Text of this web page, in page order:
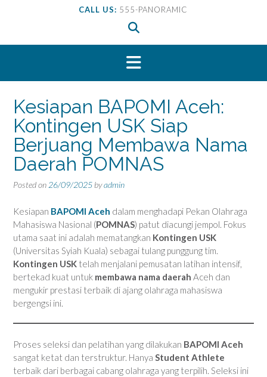
CALL US: 555-PANORAMIC
Kesiapan BAPOMI Aceh:
Kontingen USK Siap
Berjuang Membawa Nama
Daerah POMNAS
Posted on 26/09/2025 byadmin
Kesiapan BAPOMI Aceh dalam menghadapi Pekan Olahraga
Mahasiswa Nasional (POMNAS) patut diacungi jempol. Fokus
utama saat ini adalah mematangkan Kontingen USK
(Universitas Syiah Kuala) sebagai tulang punggung tim.
Kontingen USK telah menjalani pemusatan latihan intensif,
bertekad kuat untuk membawa nama daerah Aceh dan
mengukir prestasi terbaik di ajang olahraga mahasiswa
bergengsi ini.
Proses seleksi dan pelatihan yang dilakukan BAPOMI Aceh
sangat ketat dan terstruktur. Hanya Student Athlete
terbaik dari berbagai cabang olahraga yang terpilih. Seleksi ini